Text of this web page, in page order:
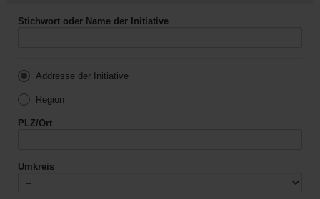
Stichwort oder Name der Initiative
Addresse der Initiative
Region
PLZ/Ort
Umkreis